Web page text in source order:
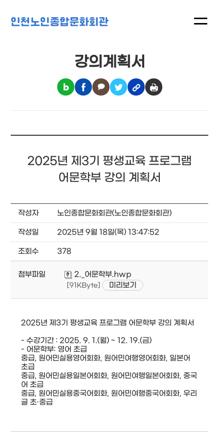
인천노인종합문화회관
강의계획서
2025년 제3기 평생교육 프로그램
어문학부 강의 계획서
작성자 노인종합문화회관(노인종합문화회관)
작성일 2025년 9월 18일(목) 13:47:52
조회수 378
첨부파일 2._어문학부.hwp
[91KByte] 미리보기
2025년 제3기 평생교육 프로그램 어문학부 강의 계획서
- 수강기간 : 2025. 9. 1.(월) ~ 12. 19.(금)
- 어문학부: 영어 초급
중급, 원어민실용영어회화, 원어민여행영어회화, 일본어
초급
중급, 원어민실용일본어회화, 원어민여행일본어회화, 중국
어 초급
중급, 원어민실용중국어회화, 원어민여행중국어회화, 우리
글 초·중급